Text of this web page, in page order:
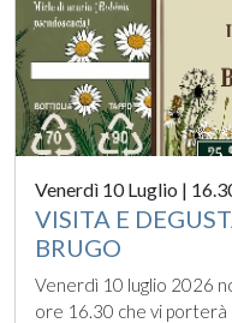
Venerdì 10 Luglio |
VISITA E
BRUGO
Venerdì 10 luglio 2026
ore 16.30 che vi